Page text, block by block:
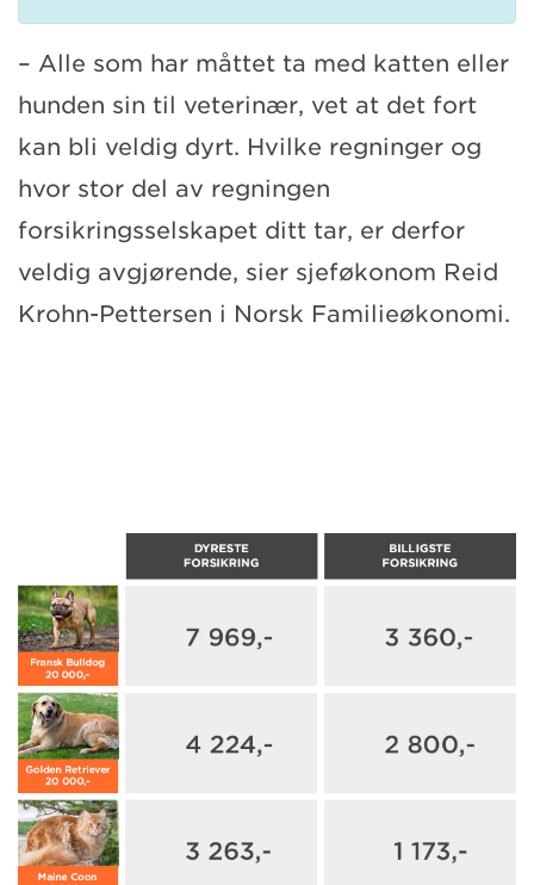
– Alle som har måttet ta med katten eller
hunden sin til veterinær, vet at det fort
kan bli veldig dyrt. Hvilke regninger og
hvor stor del av regningen
forsikringsselskapet ditt tar, er derfor
veldig avgjørende, sier sjeføkonom Reid
Krohn-Pettersen i Norsk Familieøkonomi.